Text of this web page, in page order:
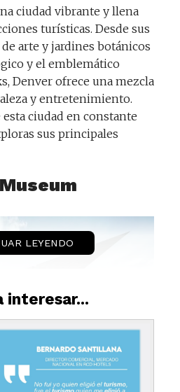
ciudad vibrante y llena
turísticas. Desde sus
arte y jardines botánicos
y el emblemático
Denver ofrece una mezcla
y entretenimiento.
ciudad en constante
sus principales
cuesta $25.
LEYENDO
interesar...